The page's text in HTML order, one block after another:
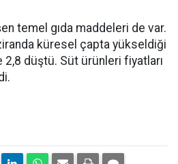
temel gıda maddeleri de var.
küresel çapta yükseldiği
düştü. Süt ürünleri fiyatları